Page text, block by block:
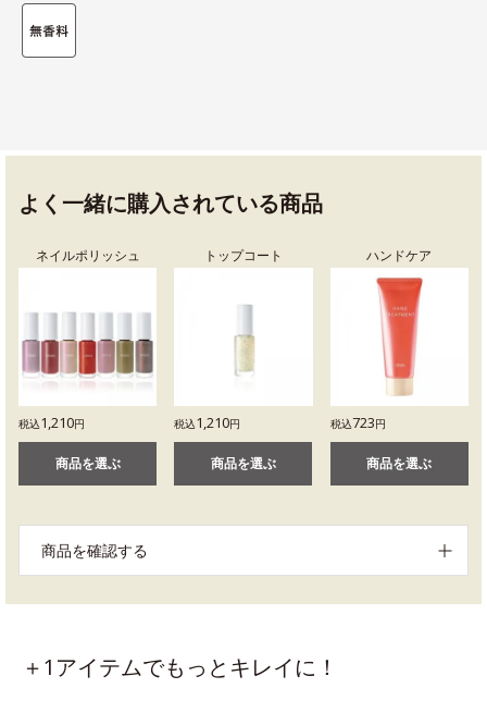
よく一緒に購入されている商品
ネイルポリッシュ
税込1,210円
商品を選ぶ
トップコート
税込1,210円
商品を選ぶ
ハンドケア
税込723円
商品を選ぶ
商品を確認する
＋1アイテムでもっとキレイに！